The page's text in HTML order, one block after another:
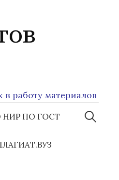
материалов
НИР ПО ГОСТ
Найти: